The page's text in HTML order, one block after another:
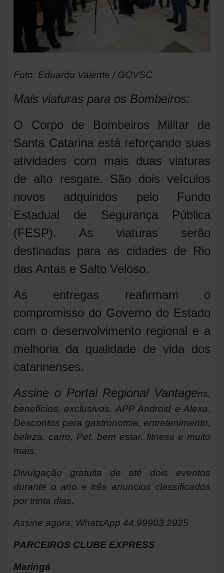
Foto: Eduardo Valente / GOVSC
Mais viaturas para os Bombeiros:
O Corpo de Bombeiros Militar de
Santa Catarina está reforçando suas
atividades com mais duas viaturas
de alto resgate. São dois veículos
novos adquiridos pelo Fundo
Estadual de Segurança Pública
(FESP). As viaturas serão
destinadas para as cidades de Rio
das Antas e Salto Veloso.
As entregas reafirmam o
compromisso do Governo do Estado
com o desenvolvimento regional e a
melhoria da qualidade de vida dos
catarinenses.
Assine o Portal Regional Vantagens,
benefícios, exclusivos. APP Android e Alexa.
Descontos para gastronomia, entretenimento,
beleza, carro, Pet, bem estar, fitness e muito
mais.
Divulgação gratuita de até dois eventos
durante o ano e três anuncios classificados
por trinta dias.
Assine agora: WhatsApp 44.99903.2925
PARCEIROS CLUBE EXPRESS
Maringá